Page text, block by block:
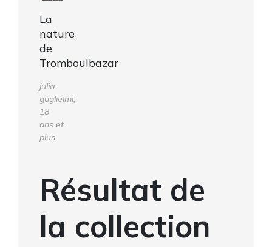
La
nature
de
Tromboulbazar
julia-
guglielmi,
18
ans et
plus
Résultat de
la collection